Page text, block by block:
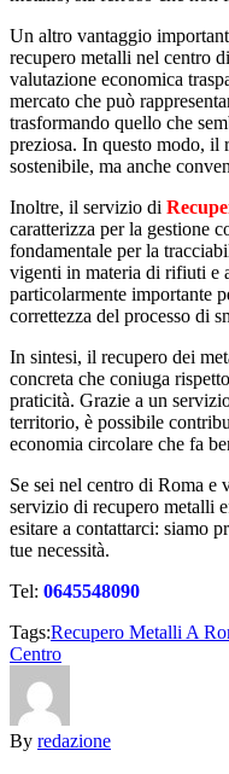
Un altro vantaggio
recupero metalli nel centro
valutazione economica
mercato che può
trasformando quello che
preziosa. In questo modo, il
sostenibile, ma anche
Inoltre, il servizio di
caratterizza per la gestione
fondamentale per la
vigenti in materia di rifiuti e
particolarmente importante
correttezza del processo di
In sintesi, il recupero dei
concreta che coniuga
praticità. Grazie a un
territorio, è possibile
economia circolare che fa
Se sei nel centro di Roma e
servizio di recupero metalli
esitare a contattarci: siamo
tue necessità.
Tel: 0645548090
Tags:Recupero Metalli A
Centro
By redazione